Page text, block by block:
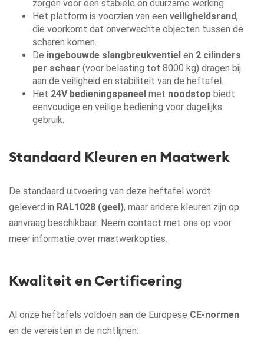
zorgen voor een stabiele en duurzame werking.
Het platform is voorzien van een veiligheidsrand,
die voorkomt dat onverwachte objecten tussen de
scharen komen.
De ingebouwde slangbreukventiel en 2 cilinders
per schaar (voor belasting tot 8000 kg) dragen bij
aan de veiligheid en stabiliteit van de heftafel.
Het 24V bedieningspaneel met noodstop biedt
eenvoudige en veilige bediening voor dagelijks
gebruik.
Standaard Kleuren en Maatwerk
De standaard uitvoering van deze heftafel wordt
geleverd in RAL1028 (geel), maar andere kleuren zijn op
aanvraag beschikbaar. Neem contact met ons op voor
meer informatie over maatwerkopties.
Kwaliteit en Certificering
Al onze heftafels voldoen aan de Europese CE-normen
en de vereisten in de richtlijnen: